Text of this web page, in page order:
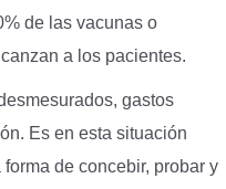
de las vacunas o
a los pacientes.
gastos
Es en esta situación
forma de concebir, probar y